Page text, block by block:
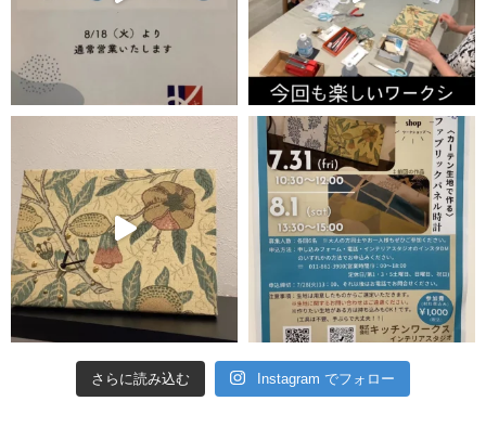
さらに読み込む Instagram でフォロー